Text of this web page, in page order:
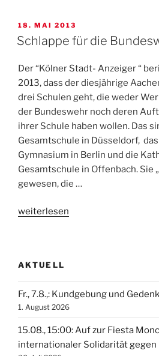
die
Bundeswehr?
was?“
VERÖFFENTLICHT
AM
18. MAI 2013
Schlappe für die
Der “Kölner Stadt- Anzeiger “
2013, dass der diesjährige
drei Schulen geht, die weder
der Bundeswehr noch deren
ihrer Schule haben wollen. Das
Gesamtschule in Düsseldorf,
Gymnasium in Berlin und die
Gesamtschule in Offenbach. Sie
gewesen, die …
„Schlappe
weiterlesen
AKTUELL
Fr., 7.8.,: Kundgebung und
1. August 2026
15.08., 15:00: Auf zur Fiesta
internationaler Solidarität gegen